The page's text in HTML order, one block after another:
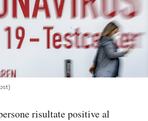
risultate positive al